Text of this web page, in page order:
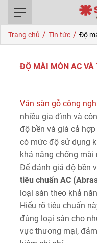
Trang chủ / Tin tức / Độ
ĐỘ MÀI MÒN AC VÀ
Ván sàn gỗ công
nhiều gia đình và
độ bền và giá cả
có mức độ sử dụng
khả năng chống mài
Để đánh giá độ bền
tiêu chuẩn AC
loại sàn theo khả
Hiểu rõ tiêu chuẩn
đúng loại sàn cho
vực thương mại,